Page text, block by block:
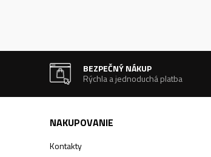
BEZPEČNÝ NÁKUP
Rýchla a jednoduchá platba
NAKUPOVANIE
Kontakty